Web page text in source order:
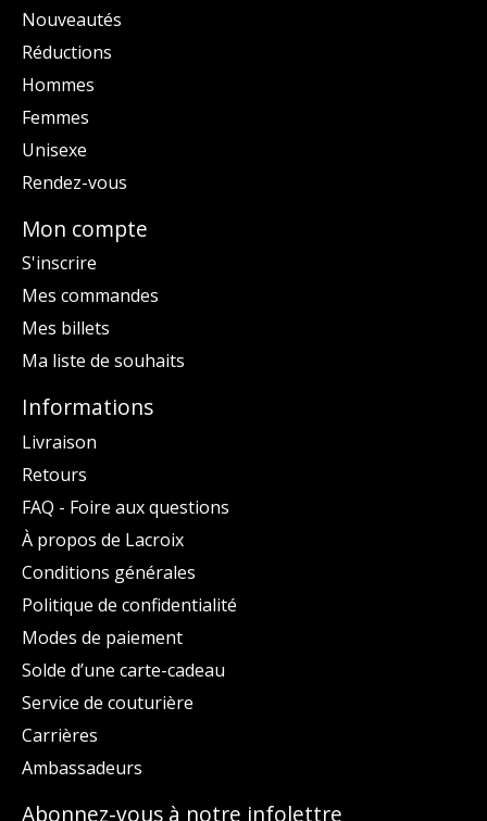
Nouveautés
Réductions
Hommes
Femmes
Unisexe
Rendez-vous
Mon compte
S'inscrire
Mes commandes
Mes billets
Ma liste de souhaits
Informations
Livraison
Retours
FAQ - Foire aux questions
À propos de Lacroix
Conditions générales
Politique de confidentialité
Modes de paiement
Solde d’une carte-cadeau
Service de couturière
Carrières
Ambassadeurs
Abonnez-vous à notre infolettre